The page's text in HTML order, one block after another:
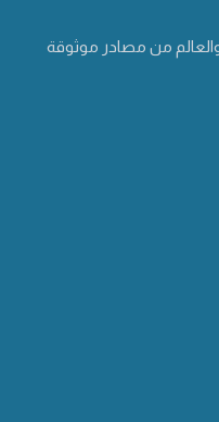
والعالم من مصادر موثوقة